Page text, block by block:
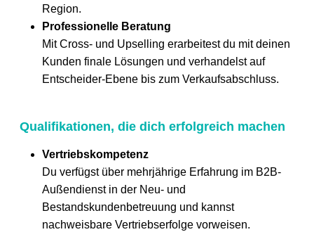
Region.
Professionelle Beratung
Mit Cross- und Upselling erarbeitest du mit deinen
Kunden finale Lösungen und verhandelst auf
Entscheider-Ebene bis zum Verkaufsabschluss.
Qualifikationen, die dich erfolgreich machen
Vertriebskompetenz
Du verfügst über mehrjährige Erfahrung im B2B-
Außendienst in der Neu- und
Bestandskundenbetreuung und kannst
nachweisbare Vertriebserfolge vorweisen.